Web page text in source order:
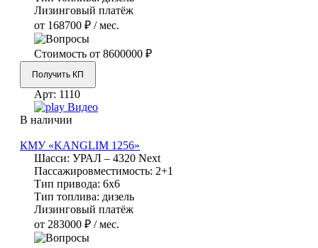
Лизинговый платёж
от 168700 ₽ / мес.
Стоимость от 8600000 ₽
Получить КП
Арт: 1110
Видео
В наличии
КМУ «KANGLIM 1256»
Шасси: УРАЛ – 4320 Next
Пассажировместимость: 2+1
Тип привода: 6х6
Тип топлива: дизель
Лизинговый платёж
от 283000 ₽ / мес.